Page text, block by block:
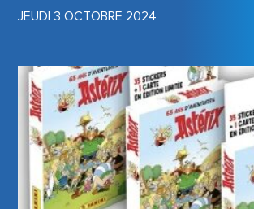
JEUDI 3 OCTOBRE 2024